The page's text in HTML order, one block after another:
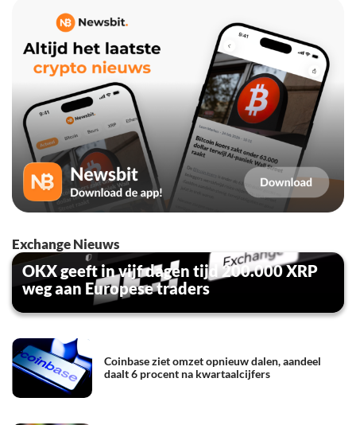
Exchange Nieuws
OKX geeft in vijf dagen tijd 200.000 XRP
weg aan Europese traders
Coinbase ziet omzet opnieuw dalen, aandeel
daalt 6 procent na kwartaalcijfers